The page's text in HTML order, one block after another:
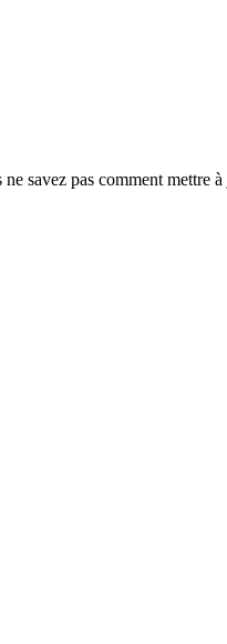
savez pas comment mettre